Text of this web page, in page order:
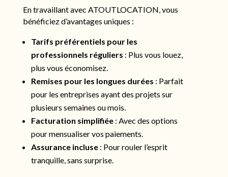
En travaillant avec ATOUTLOCATION, vous
bénéficiez d’avantages uniques :
Tarifs préférentiels pour les
professionnels réguliers : Plus vous louez,
plus vous économisez.
Remises pour les longues durées : Parfait
pour les entreprises ayant des projets sur
plusieurs semaines ou mois.
Facturation simplifiée: Avec des options
pour mensualiser vos paiements.
Assurance incluse: Pour rouler l’esprit
tranquille, sans surprise.